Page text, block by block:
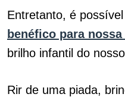
Entretanto, é
benéfico para nossa
brilho infantil do
Rir de uma piada,